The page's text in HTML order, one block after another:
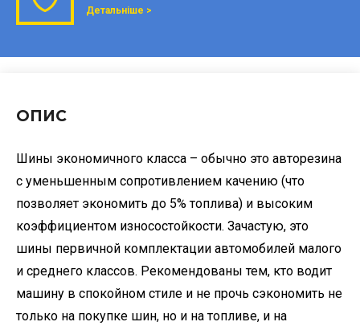
Детальніше >
ОПИС
Шины экономичного класса – обычно это авторезина
с уменьшенным сопротивлением качению (что
позволяет экономить до 5% топлива) и высоким
коэффициентом износостойкости. Зачастую, это
шины первичной комплектации автомобилей малого
и среднего классов. Рекомендованы тем, кто водит
машину в спокойном стиле и не прочь сэкономить не
только на покупке шин, но и на топливе, и на